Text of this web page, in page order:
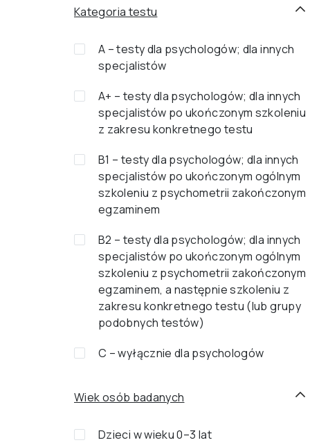
Kategoria testu
A – testy dla psychologów; dla innych
specjalistów
A+ – testy dla psychologów; dla innych
specjalistów po ukończonym szkoleniu
z zakresu konkretnego testu
B1 – testy dla psychologów; dla innych
specjalistów po ukończonym ogólnym
szkoleniu z psychometrii zakończonym
egzaminem
B2 – testy dla psychologów; dla innych
specjalistów po ukończonym ogólnym
szkoleniu z psychometrii zakończonym
egzaminem, a następnie szkoleniu z
zakresu konkretnego testu (lub grupy
podobnych testów)
C – wyłącznie dla psychologów
Wiek osób badanych
Dzieci w wieku 0–3 lat